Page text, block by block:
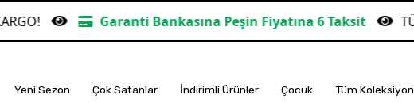
Garanti Bankasına Peşin Fiyatına 6 Taksit TÜM
Yeni Sezon Çok Satanlar İndirimli Ürünler Çocuk Tüm